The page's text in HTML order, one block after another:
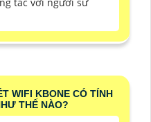
WIFI KBONE CÓ TÍNH
THẾ NÀO?